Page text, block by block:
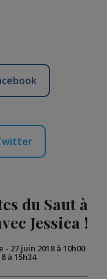
du Saut à
Jessica !
- 27 juin 2018 à 10h00
à 15h34